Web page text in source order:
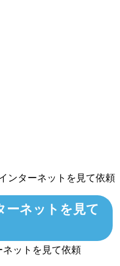
ンターネットを見て依頼
ネットを見て